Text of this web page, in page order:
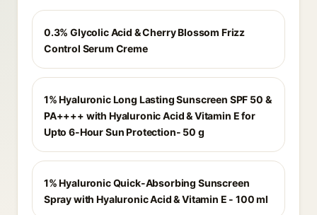
0.3% Glycolic Acid & Cherry Blossom Frizz
Control Serum Creme
1% Hyaluronic Long Lasting Sunscreen SPF 50 &
PA++++ with Hyaluronic Acid & Vitamin E for
Upto 6-Hour Sun Protection- 50 g
1% Hyaluronic Quick-Absorbing Sunscreen
Spray with Hyaluronic Acid & Vitamin E - 100 ml